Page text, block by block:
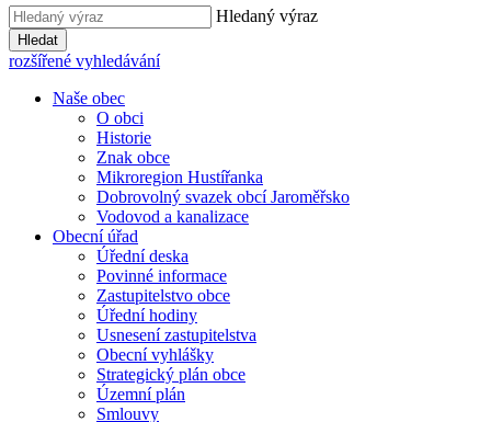
Hledaný výraz
Hledat
rozšířené vyhledávání
Naše obec
O obci
Historie
Znak obce
Mikroregion Hustířanka
Dobrovolný svazek obcí Jaroměřsko
Vodovod a kanalizace
Obecní úřad
Úřední deska
Povinné informace
Zastupitelstvo obce
Úřední hodiny
Usnesení zastupitelstva
Obecní vyhlášky
Strategický plán obce
Územní plán
Smlouvy